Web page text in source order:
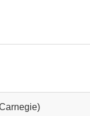
하는 것. 당신도 하라
이렇게 하라